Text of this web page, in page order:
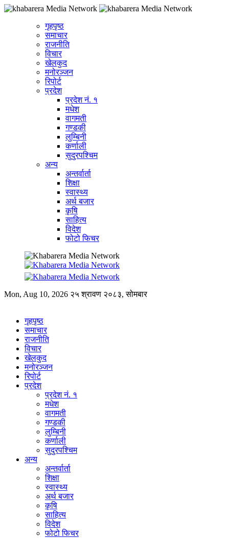
गृहपृष्ठ
समाचार
राजनीति
विचार
खेलकुद
मनोरञ्जन
रिपोर्ट
प्रदेश
प्रदेश नं. १
मधेश
वागमती
गण्डकी
लुम्बिनी
कर्णाली
सुदुरपश्चिम
अन्य
अन्तर्वार्ता
शिक्षा
स्वास्थ्य
अर्थ बजार
कृषि
साहित्य
विदेश
फोटो फिचर
Mon, Aug 10, 2026 २५ श्रावण २०८३, सोमबार
गृहपृष्ठ
समाचार
राजनीति
विचार
खेलकुद
मनोरञ्जन
रिपोर्ट
प्रदेश
प्रदेश नं. १
मधेश
वागमती
गण्डकी
लुम्बिनी
कर्णाली
सुदुरपश्चिम
अन्य
अन्तर्वार्ता
शिक्षा
स्वास्थ्य
अर्थ बजार
कृषि
साहित्य
विदेश
फोटो फिचर